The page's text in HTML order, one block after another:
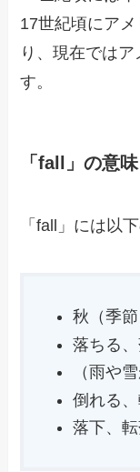
17世紀頃にア
り、現在では
す。
「fall」の意味
「fall」には以
秋（季節
落ちる、
（雨や
倒れる、
落下、転